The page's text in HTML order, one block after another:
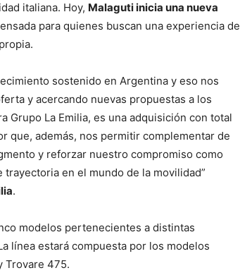
italiana. Hoy, Malaguti inicia una nueva
para quienes buscan una experiencia de
sostenido en Argentina y eso nos
y acercando nuevas propuestas a los
Grupo La Emilia, es una adquisición con total
que, además, nos permitir complementar de
y reforzar nuestro compromiso como
en el mundo de la movilidad”
.
modelos pertenecientes a distintas
línea estará compuesta por los modelos
Trovare 475.